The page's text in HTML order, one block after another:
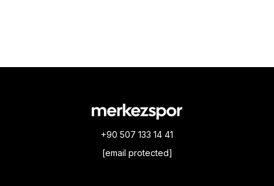
+90 507 133 14 41
[email protected]